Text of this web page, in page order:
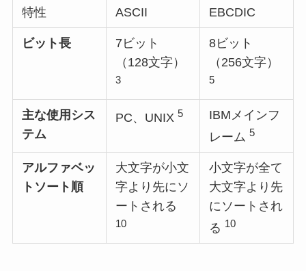
特性 ASCII EBCDIC
ビット長
7ビット
（128文字）
3
8ビット
（256文字）
5
主な使用シス
テム
PC、UNIX5
IBMメインフ
レーム5
アルファベッ
トソート順
大文字が小文
字より先にソ
ートされる
10
小文字が全て
大文字より先
にソートされ
る 10